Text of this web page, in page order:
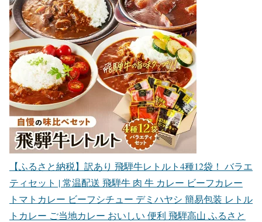
【ふるさと納税】訳あり 飛騨牛レトルト4種12袋！ バラエ
ティセット | 常温配送 飛騨牛 肉 牛 カレー ビーフカレー
トマトカレー ビーフシチュー デミハヤシ 簡易包装 レトル
トカレー ご当地カレー おいしい 便利 飛騨高山 ふるさと